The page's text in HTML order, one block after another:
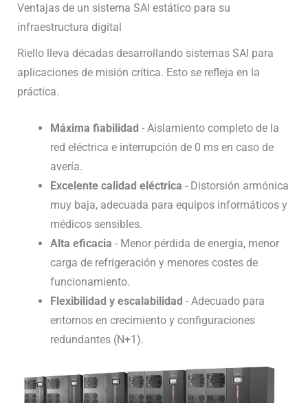
Ventajas de un sistema SAI estático para su
infraestructura digital
Riello lleva décadas desarrollando sistemas SAI para
aplicaciones de misión crítica. Esto se refleja en la
práctica.
Máxima fiabilidad - Aislamiento completo de la
red eléctrica e interrupción de 0 ms en caso de
avería.
Excelente calidad eléctrica - Distorsión armónica
muy baja, adecuada para equipos informáticos y
médicos sensibles.
Alta eficacia - Menor pérdida de energía, menor
carga de refrigeración y menores costes de
funcionamiento.
Flexibilidad y escalabilidad - Adecuado para
entornos en crecimiento y configuraciones
redundantes (N+1).